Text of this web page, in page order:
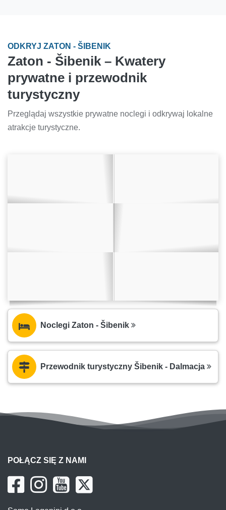
ODKRYJ ZATON - ŠIBENIK
Zaton - Šibenik – Kwatery
prywatne i przewodnik
turystyczny
Przeglądaj wszystkie prywatne noclegi i odkrywaj lokalne
atrakcje turystyczne.
Noclegi Zaton - Šibenik
Przewodnik turystyczny Šibenik - Dalmacja
POŁĄCZ SIĘ Z NAMI